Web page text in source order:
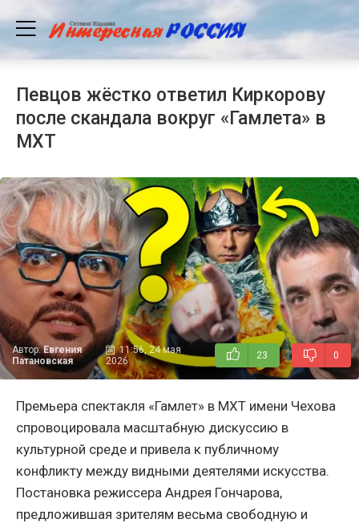
Певцов жёстко ответил Киркорову
после скандала вокруг «Гамлета» в
МХТ
Автор:Евгения
Патановская
11:56, 24 мая
2026
23 0
Премьера спектакля «Гамлет» в МХТ имени Чехова
спровоцировала масштабную дискуссию в
культурной среде и привела к публичному
конфликту между видными деятелями искусства.
Постановка режиссера Андрея Гончарова,
предложившая зрителям весьма свободную и